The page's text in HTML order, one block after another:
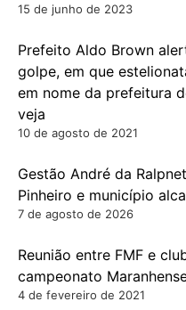
15 de junho de 2023
Prefeito Aldo Brown
golpe, em que
em nome da prefeitura
veja
10 de agosto de 2021
Gestão André da
Pinheiro e município
7 de agosto de 2026
Reunião entre FMF e
campeonato
4 de fevereiro de 2021